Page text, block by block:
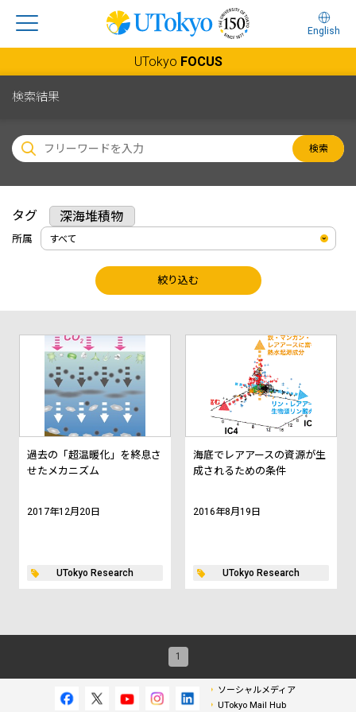
English
UTokyo FOCUS
検索結果
検索
タグ 深海堆積物
所属
絞り込む
過去の「超温暖化」を終息さ
せたメカニズム
2017年12月20日
UTokyo Research
海底でレアアースの資源が生
成されるための条件
2016年8月19日
UTokyo Research
1
ソーシャルメディア
UTokyo Mail Hub